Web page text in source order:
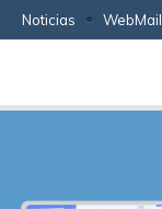
Noticias WebMail